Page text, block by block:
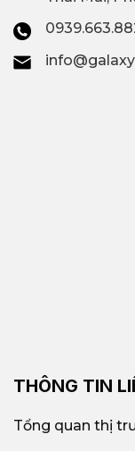
THÔNG TIN
Tổng quan thị